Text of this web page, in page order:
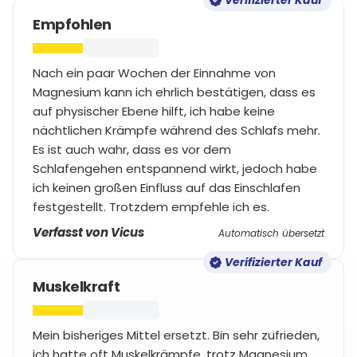
Empfohlen
Nach ein paar Wochen der Einnahme von
Magnesium kann ich ehrlich bestätigen, dass es
auf physischer Ebene hilft, ich habe keine
nächtlichen Krämpfe während des Schlafs mehr.
Es ist auch wahr, dass es vor dem
Schlafengehen entspannend wirkt, jedoch habe
ich keinen großen Einfluss auf das Einschlafen
festgestellt. Trotzdem empfehle ich es.
Verfasst von Vicus
Automatisch übersetzt
Verifizierter Kauf
Muskelkraft
Mein bisheriges Mittel ersetzt. Bin sehr zufrieden,